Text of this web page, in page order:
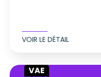
VOIR LE DÉTAIL
VAE